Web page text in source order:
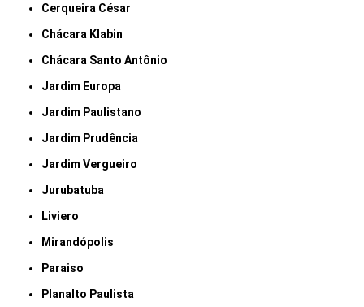
Cerqueira César
Chácara Klabin
Chácara Santo Antônio
Jardim Europa
Jardim Paulistano
Jardim Prudência
Jardim Vergueiro
Jurubatuba
Liviero
Mirandópolis
Paraiso
Planalto Paulista